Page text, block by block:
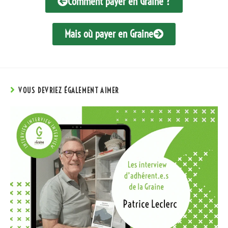
Mais où payer en Graine
VOUS DEVRIEZ ÉGALEMENT AIMER